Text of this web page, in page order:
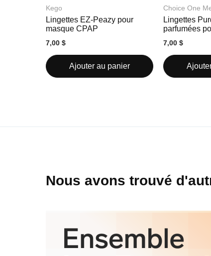
Kego
Lingettes EZ-Peazy pour
masque CPAP
7,00 $
Ajouter au panier
Choice One
Lingettes
parfumées
7,00 $
Nous avons trouvé